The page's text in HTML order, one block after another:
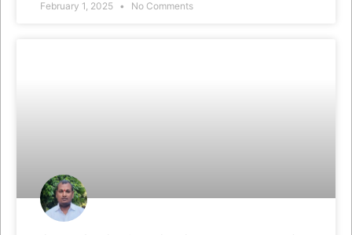
February 1, 2025 No Comments